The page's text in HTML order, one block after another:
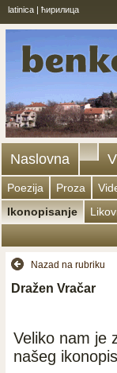
latinica | ћирилица
Naslovna
Poezija Proza
Ikonopisanje
Nazad na rubriku
Dražen Vračar
Veliko nam je
našeg